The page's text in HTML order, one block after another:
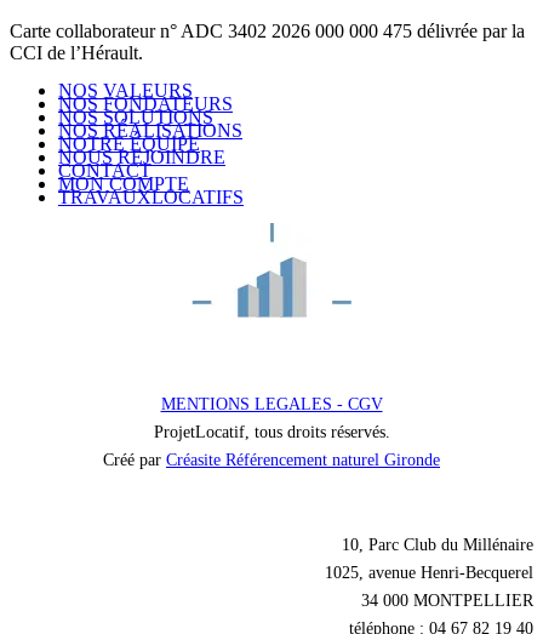
Carte collaborateur n° ADC 3402 2026 000 000 475 délivrée par la
CCI de l’Hérault.
NOS VALEURS
NOS FONDATEURS
NOS SOLUTIONS
NOS RÉALISATIONS
NOTRE ÉQUIPE
NOUS REJOINDRE
CONTACT
MON COMPTE
TRAVAUXLOCATIFS
MENTIONS LEGALES - CGV
ProjetLocatif, tous droits réservés.
Créé par Créasite Référencement naturel Gironde
10, Parc Club du Millénaire
1025, avenue Henri-Becquerel
34 000 MONTPELLIER
téléphone : 04 67 82 19 40